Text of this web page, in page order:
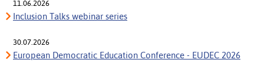
11.06.2026
Inclusion Talks webinar series
30.07.2026
European Democratic Education Conference - EUDEC 2026